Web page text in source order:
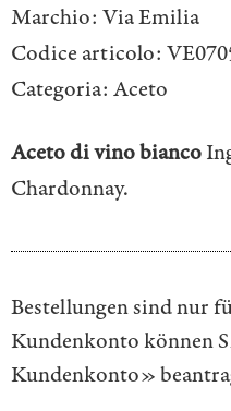
Marchio: Via Emilia
Codice articolo:
Categoria: Aceto
Aceto di vino bianco
Chardonnay.
Bestellungen sind nur
Kundenkonto können
Kundenkonto»